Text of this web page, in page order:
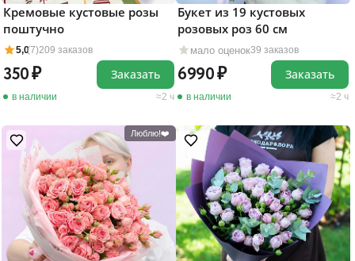
5,0(7)209 заказов
Кремовые кустовые розы
поштучно
350
в наличии 2 ч
Заказать
мало оценок39 заказов
Букет из 19 кустовых
розовых роз 60 см
6990
в наличии 2 ч
Заказать
Люблю!❤️